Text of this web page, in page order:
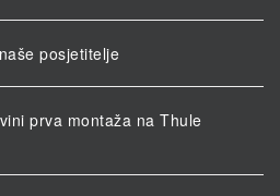
posjetitelje
prva montaža na Thule